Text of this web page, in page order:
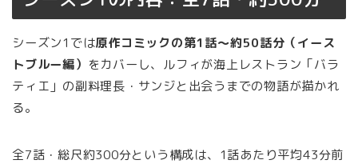
シーズン1では原作コミックの第1話〜約50話分（イース
トブルー編） をカバーし、ルフィが海上レストラン「バラ
ティエ」の副料理長・サンジと出会うまでの物語が描かれ
る。
全7話・総尺約300分という構成は、1話あたり平均43分前